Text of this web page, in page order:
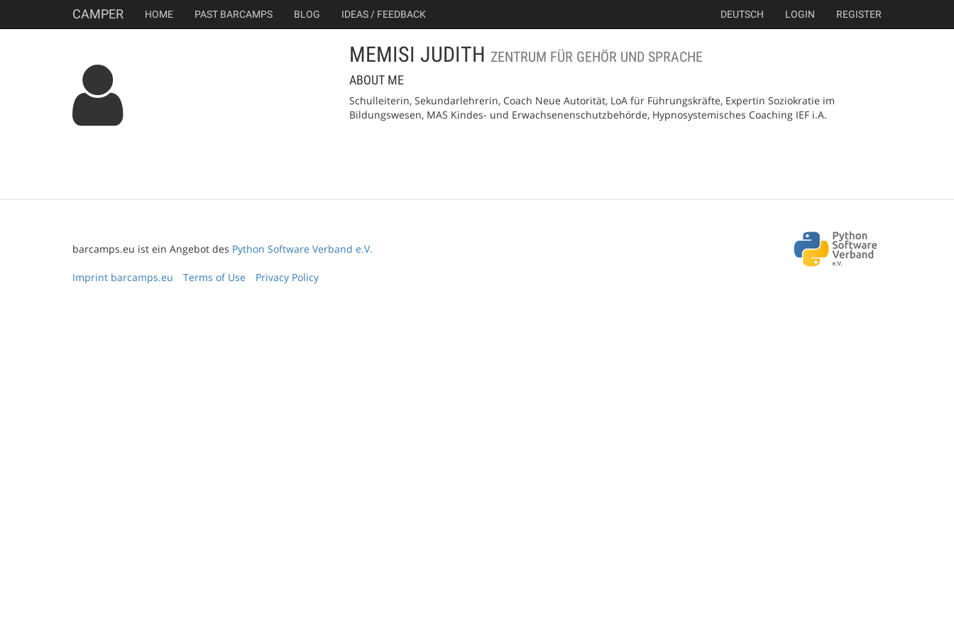
CAMPER HOME PAST BARCAMPS BLOG IDEAS / FEEDBACK DEUTSCH LOGIN REGISTER
MEMISI JUDITH ZENTRUM FÜR GEHÖR UND SPRACHE
ABOUT ME
Schulleiterin, Sekundarlehrerin, Coach Neue Autorität, LoA für Führungskräfte, Expertin Soziokratie im
Bildungswesen, MAS Kindes- und Erwachsenenschutzbehörde, Hypnosystemisches Coaching IEF i.A.
barcamps.eu ist ein Angebot des Python Software Verband e.V.
Imprint barcamps.eu Terms of Use Privacy Policy